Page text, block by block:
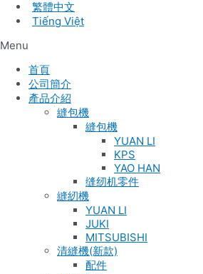
Tiếng Việt
Menu
首頁
公司簡介
產品介紹
縫包機
縫包機
YUAN LI
KPS
YAO HAN
缝纫机零件
縫紉機
YUAN LI
JUKI
MITSUBISHI
清縫機(新款)
配件